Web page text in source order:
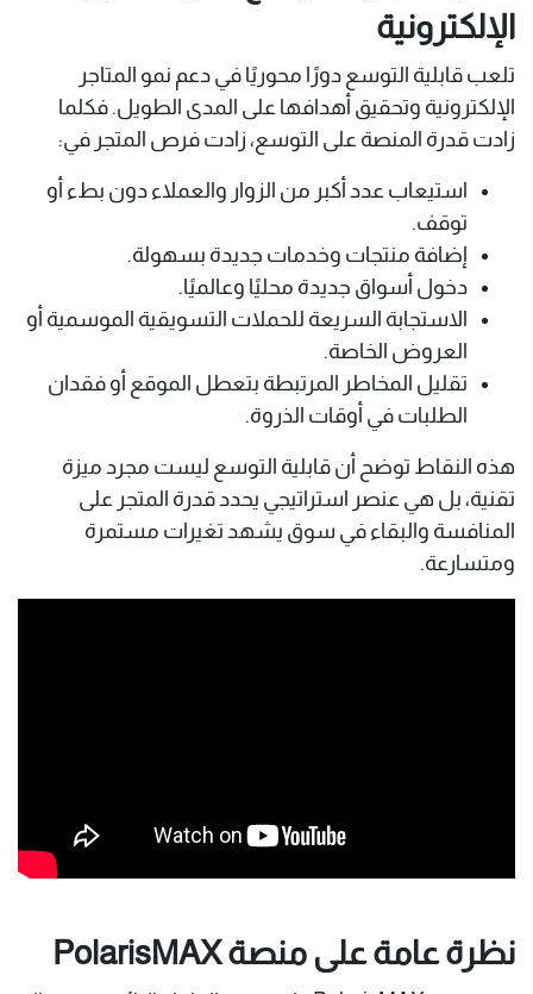
الإلكترونية
تلعب قابلية التوسع دورًا محوريًا في دعم نمو المتاجر
الإلكترونية وتحقيق أهدافها على المدى الطويل. فكلما
زادت قدرة المنصة على التوسع، زادت فرص المتجر في:
استيعاب عدد أكبر من الزوار والعملاء دون بطء أو
توقف.
إضافة منتجات وخدمات جديدة بسهولة.
دخول أسواق جديدة محليًا وعالميًا.
الاستجابة السريعة للحملات التسويقية الموسمية أو
العروض الخاصة.
تقليل المخاطر المرتبطة بتعطل الموقع أو فقدان
الطلبات في أوقات الذروة.
هذه النقاط توضح أن قابلية التوسع ليست مجرد ميزة
تقنية، بل هي عنصر استراتيجي يحدد قدرة المتجر على
المنافسة والبقاء في سوق يشهد تغيرات مستمرة
ومتسارعة.
نظرة عامة على منصة PolarisMAX